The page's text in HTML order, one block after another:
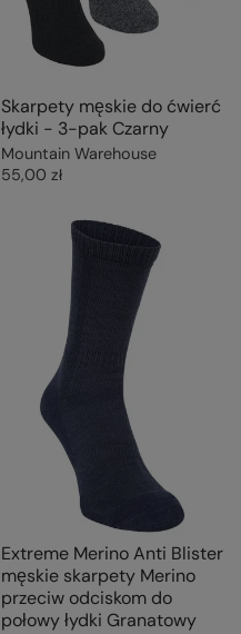
Skarpety męskie do ćwierć
łydki - 3-pak Czarny
Mountain Warehouse
55,00 zł
Extreme Merino Anti Blister
męskie skarpety Merino
przeciw odciskom do
połowy łydki Granatowy